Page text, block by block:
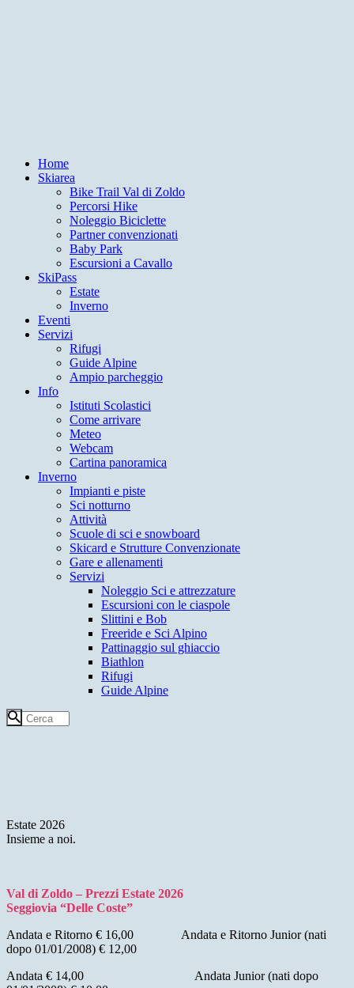
Home
Skiarea
Bike Trail Val di Zoldo
Percorsi Hike
Noleggio Biciclette
Partner convenzionati
Baby Park
Escursioni a Cavallo
SkiPass
Estate
Inverno
Eventi
Servizi
Rifugi
Guide Alpine
Ampio parcheggio
Info
Istituti Scolastici
Come arrivare
Meteo
Webcam
Cartina panoramica
Inverno
Impianti e piste
Sci notturno
Attività
Scuole di sci e snowboard
Skicard e Strutture Convenzionate
Gare e allenamenti
Servizi
Noleggio Sci e attrezzature
Escursioni con le ciaspole
Slittini e Bob
Freeride e Sci Alpino
Pattinaggio sul ghiaccio
Biathlon
Rifugi
Guide Alpine
Estate 2026
Insieme a noi.
Val di Zoldo – Prezzi Estate 2026
Seggiovia “Delle Coste”
Andata e Ritorno € 16,00 Andata e Ritorno Junior (nati
dopo 01/01/2008) € 12,00
Andata € 14,00 Andata Junior (nati dopo